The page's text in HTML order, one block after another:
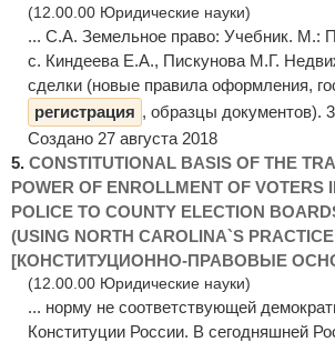
(12.00.00 Юридические науки)
... С.А. Земельное право: Учебник. М.:
с. Киндеева Е.А., Пискунова М.Г.
сделки (новые правила оформления,
регистрация , образцы документов).
Создано 27 августа 2018
5. CONSTITUTIONAL BASIS OF THE
POWER OF ENROLLMENT OF VOTERS
POLICE TO COUNTY ELECTION
(USING NORTH CAROLINA`S
[КОНСТИТУЦИОННО-ПРАВОВЫЕ
(12.00.00 Юридические науки)
... норму не соответствующей
Конституции России. В сегодняшней